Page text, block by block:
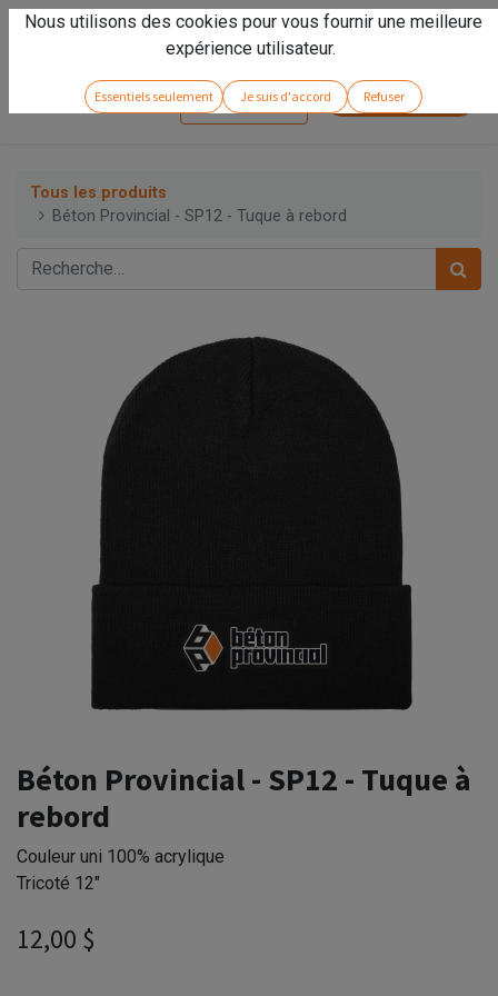
Vivez l'expérienceArseno!
Se connecter Service client
Tous les produits
Béton Provincial - SP12 - Tuque à rebord
Béton Provincial - SP12 - Tuque à
rebord
Couleur uni 100% acrylique
Tricoté 12"
12,00 $
Nous utilisons des cookies pour vous fournir une meilleure
expérience utilisateur.
Essentiels seulement Je suis d'accord Refuser